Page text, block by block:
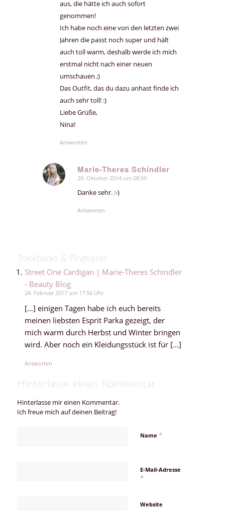
aus, die hätte ich auch sofort
genommen!
Ich habe noch eine von den letzten zwei
Jahren die passt noch super und hält
auch toll warm, deshalb werde ich mich
erstmal nicht nach einer neuen
umschauen ;)
Das Outfit, das du dazu anhast finde ich
auch sehr toll! :)
Liebe Grüße,
Nina!
Antworten
Marie-Theres Schindler
sagte:
29. Oktober 2014 um 08:50
Danke sehr. :-)
Antworten
Trackbacks & Pingbacks
Street One Cardigan | Marie-Theres Schindler
- Beauty Blog
24. Februar 2017 um 17:56 Uhr
[…] einigen Tagen habe ich euch bereits
meinen liebsten Esprit Parka gezeigt, der
mich warm durch Herbst und Winter bringen
wird. Aber noch ein Kleidungsstück ist für […]
Antworten
Hinterlasse einen Kommentar
Hinterlasse mir einen Kommentar.
Ich freue mich auf deinen Beitrag!
Name *
E-Mail-Adresse
*
Website